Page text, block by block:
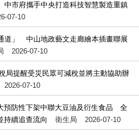
市府攜手中央打造科技智慧製造重鎮
07-10
道」 中山地政藝文走廊繪本插畫聯展
2026-07-10
局提醒受災民眾可減稅並將主動協助辦
2026-07-10
預防性下架中聯大豆油及衍生食品 全
持續追查流向
衛生局 2026-07-10